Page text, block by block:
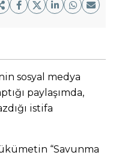
sosyal medya
paylaşımda,
istifa
“Savunma